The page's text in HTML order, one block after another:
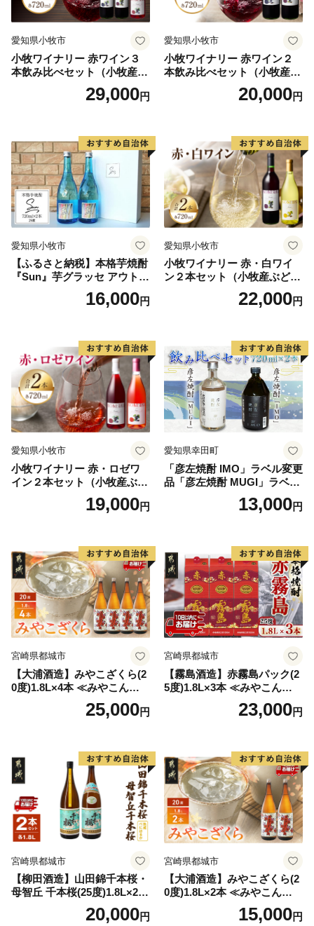
愛知県小牧市
小牧ワイナリー 赤ワイン３
本飲み比べセット（小牧産ぶ
どう100％使用）29,000円
愛知県小牧市
小牧ワイナリー 赤ワイン２
本飲み比べセット（小牧産ぶ
どう100％使用）20,000円
愛知県小牧市
【ふるさと納税】本格芋焼酎
『Sun』芋グラッセ アウトド
ア ソロキャンプ ベランピン
グ 巣ごもり 就労支援16,000円
愛知県小牧市
小牧ワイナリー 赤・白ワイ
ン２本セット（小牧産ぶどう
22,000円
愛知県小牧市
小牧ワイナリー 赤・ロゼワ
イン２本セット（小牧産ぶど
19,000円
愛知県幸田町
「彦左焼酎 IMO」ラベル変更
品「彦左焼酎 MUGI」ラベル
変更品 飲み比べ セット 合計
2本 720ml×各1本 25度 焼酎
13,000円
宮崎県都城市
【大浦酒造】みやこざくら(2
0度)1.8L×4本 ≪みやこんじょ
特急便≫_AD-077125,000円
宮崎県都城市
【霧島酒造】赤霧島パック(2
5度)1.8L×3本 ≪みやこんじょ
特急便≫_23-07-K03P-1800-3
23,000円
宮崎県都城市
【柳田酒造】山田錦千本桜・
母智丘 千本桜(25度)1.8L×2本
≪みやこんじょ特急便≫_AC
20,000円
宮崎県都城市
【大浦酒造】みやこざくら(2
0度)1.8L×2本 ≪みやこんじょ
特急便≫_MJ-077115,000円